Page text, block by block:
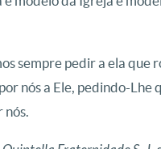
sempre pedir a ela que
nós a Ele, pedindo-